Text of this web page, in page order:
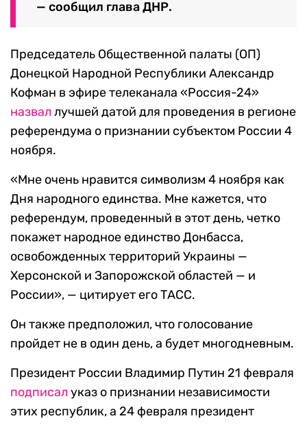
— сообщил глава ДНР.
Председатель Общественной палаты (ОП)
Донецкой Народной Республики Александр
Кофман в эфире телеканала «Россия-24»
назвал лучшей датой для проведения в регионе
референдума о признании субъектом России 4
ноября.
«Мне очень нравится символизм 4 ноября как
Дня народного единства. Мне кажется, что
референдум, проведенный в этот день, четко
покажет народное единство Донбасса,
освобожденных территорий Украины —
Херсонской и Запорожской областей — и
России», — цитирует его ТАСС.
Он также предположил, что голосование
пройдет не в один день, а будет многодневным.
Президент России Владимир Путин 21 февраля
подписал указ о признании независимости
этих республик, а 24 февраля президент